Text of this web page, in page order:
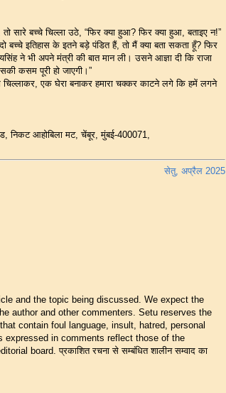
सारे बच्चे चिल्ला उठे, “फिर क्या हुआ? फिर क्या हुआ, बताइए न!”
बच्चे इतिहास के इतने बड़े पंडित हैं, तो मैं क्या बता सकता हूँ? फिर
ने भी अपने मंत्री की बात मान ली। उसने आज्ञा दी कि राजा
कसम पूरी हो जाएगी।”
से चिल्लाकर, एक घेरा बनाकर हमारा चक्कर काटने लगे कि हमें लगने
निकट आहोबिला मट, चेंबूर, मुंबई-400071,
सेतु, अप्रैल 2025
and the topic being discussed. We expect the
author and other commenters. Setu reserves the
contain foul language, insult, hatred, personal
expressed in comments reflect those of the
board. प्रकाशित रचना से सम्बंधित शालीन सम्वाद का